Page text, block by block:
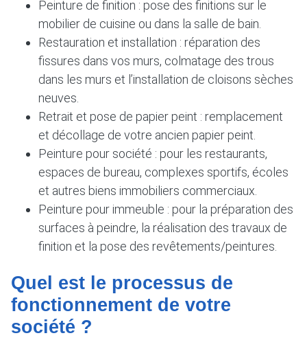
Peinture de finition : pose des finitions sur le
mobilier de cuisine ou dans la salle de bain.
Restauration et installation : réparation des
fissures dans vos murs, colmatage des trous
dans les murs et l’installation de cloisons sèches
neuves.
Retrait et pose de papier peint : remplacement
et décollage de votre ancien papier peint.
Peinture pour société : pour les restaurants,
espaces de bureau, complexes sportifs, écoles
et autres biens immobiliers commerciaux.
Peinture pour immeuble : pour la préparation des
surfaces à peindre, la réalisation des travaux de
finition et la pose des revêtements/peintures.
Quel est le processus de
fonctionnement de votre
société ?